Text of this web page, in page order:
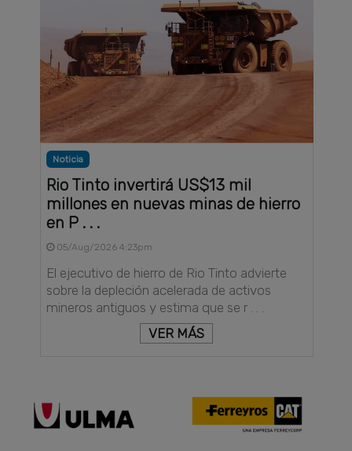
Noticia
Rio Tinto invertirá US$13 mil
millones en nuevas minas de hierro
en P . . .
05/Aug/2026 4:23pm
El ejecutivo de hierro de Rio Tinto advierte
sobre la depleción acelerada de activos
mineros antiguos y estima que se r . . .
VER MÁS